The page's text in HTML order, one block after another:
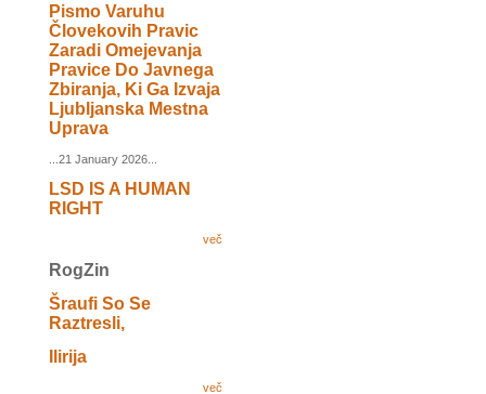
Pismo Varuhu
Človekovih Pravic
Zaradi Omejevanja
Pravice Do Javnega
Zbiranja, Ki Ga Izvaja
Ljubljanska Mestna
Uprava
...21 January 2026...
LSD IS A HUMAN
RIGHT
več
RogZin
Šraufi So Se
Raztresli,
Ilirija
več